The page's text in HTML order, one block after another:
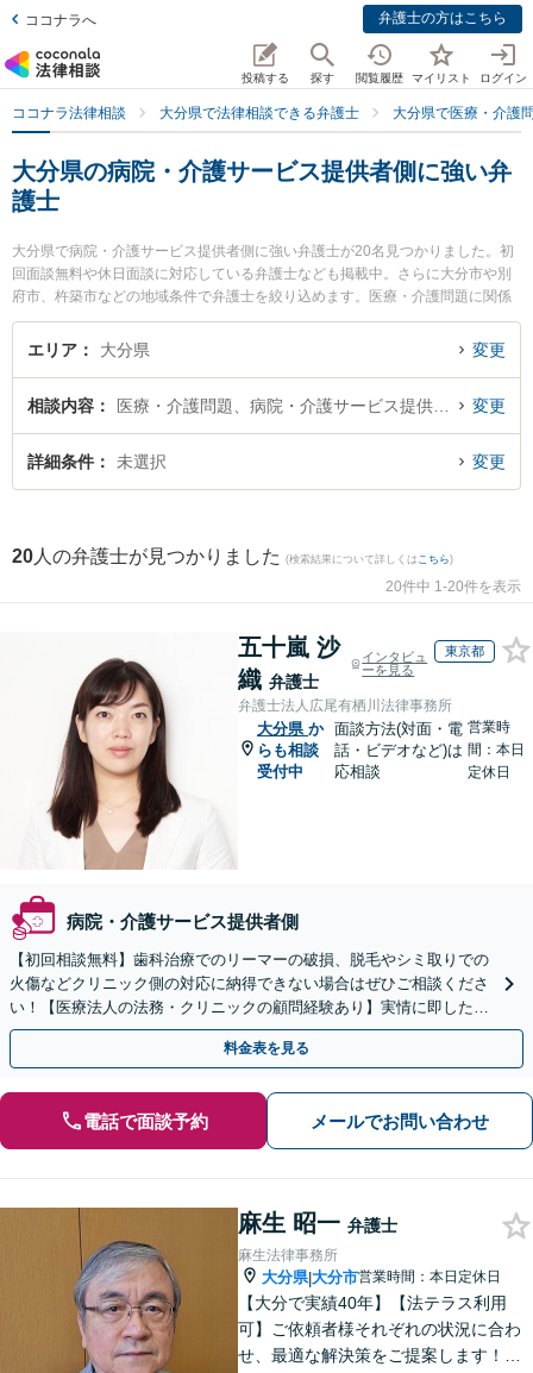
ココナラへ 弁護士の方はこちら
投稿する 探す 閲覧履歴 マイリスト ログイン
ココナラ法律相談 大分県で法律相談できる弁護士 大分県で医療・介護
大分県の病院・介護サービス提供者側に強い弁
護士
大分県で病院・介護サービス提供者側に強い弁護士が20名見つかりました。初
回面談無料や休日面談に対応している弁護士なども掲載中。さらに大分市や別
府市、杵築市などの地域条件で弁護士を絞り込めます。医療・介護問題に関係
する歯科治療ミスや美容整形のトラブル、産婦人科の訴訟等の細かな分野での
絞り込み検索もでき便利です。特に麻生法律事務所の麻生 昭一弁護士やベリー
『大分県で土日や夜間に発生した病院・介護サービス提供者側のトラブルを今
すぐに弁護士に相談したい』『病院・介護サービス提供者側のトラブル解決の
実績豊富な近くの弁護士を検索したい』『初回相談無料で病院・介護サービス
エリア 大分県 変更
相談内容 変更
詳細条件 未選択 変更
20 人の弁護士が見つかりました (検索結果について詳しくは こちら)
20件中 1-20件を表示
五十嵐 沙
織 弁護士
インタビュ
ーを見る
東京都
弁護士法人広尾有栖川法律事務所
大分県 か
らも相談
受付中
面談方法(対面・電
話・ビデオなど)は
応相談
営業時
間：本日
定休日
病院・介護サービス提供者側
【初回相談無料】歯科治療でのリーマーの破損、脱毛やシミ取りでの
火傷などクリニック側の対応に納得できない場合はぜひご相談くださ
い！【医療法人の法務・クリニックの顧問経験あり】実情に即したア
ドバイスで、納得のできるトラブルの解決を目指します。
料金表を見る
電話で面談予約 メールでお問い合わせ
麻生 昭一 弁護士
麻生法律事務所
大分県|大分市営業時間：本日定休日
【大分で実績40年】【法テラス利用
可】ご依頼者様それぞれの状況に合わ
せ、最適な解決策をご提案します！緊